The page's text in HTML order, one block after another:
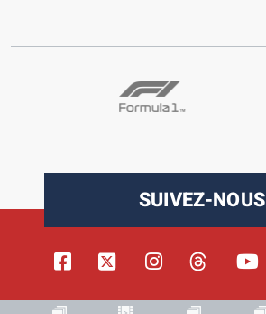
SUIVEZ-NOUS